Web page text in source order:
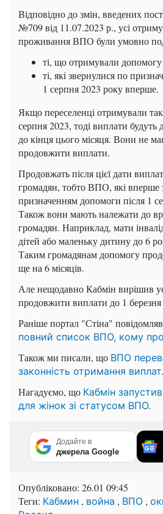
Відповідно до змін, введених
№709 від 11.07.2023 р., усі
проживання ВПО були умовно
ті, що отримували
ті, які звернулися по
1 серпня 2023 року вперше.
Якщо переселенці отримували
серпня 2023, тоді виплати будуть
до кінця цього місяця. Вони не
продовжити виплати.
Продовжать після цієї дати
громадян, тобто ВПО, які вперше
призначенням допомоги після 1
Також вони мають належати до
громадян. Наприклад, мати
дітей або маленьку дитину до 6
Таким громадянам допомогу
ще на 6 місяців.
Але нещодавно Кабмін вирішив
продовжити виплати до 1
Раніше портал "Стіна"
повний список ВПО, кому
Також ми писали, що ВПО
законність отримання виплат.
Нагадуємо, що Кабмін
для жінок зі статусом ВПО.
Додайте в
джерела Google
Опубліковано: 26.01 09:45
Теги: Кабмин , война , ВПО ,